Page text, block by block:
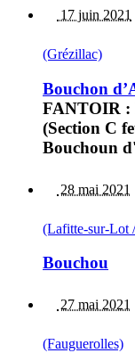
17 juin 2021
(Grézillac)
Bouchon
FANTOIR :
(Section C
Bouchoun
28 mai 2021
(Lafitte-sur-Lot
Bouchou
27 mai 2021
(Fauguerolles)